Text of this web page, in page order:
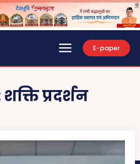
E-paper
शक्ति प्रदर्शन